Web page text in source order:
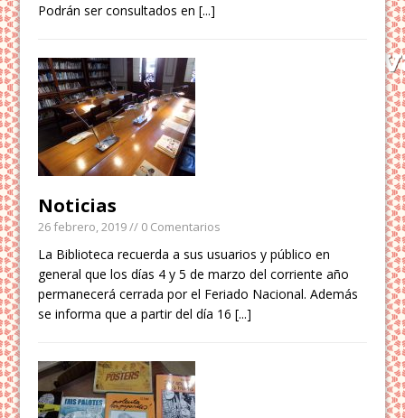
Podrán ser consultados en[...]
Noticias
26 febrero, 2019// 0 Comentarios
La Biblioteca recuerda a sus usuarios y público en
general que los días 4 y 5 de marzo del corriente año
permanecerá cerrada por el Feriado Nacional. Además
se informa que a partir del día 16[...]